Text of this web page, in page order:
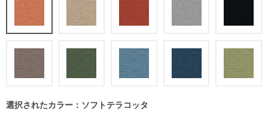
選択されたカラー：ソフトテラコッタ